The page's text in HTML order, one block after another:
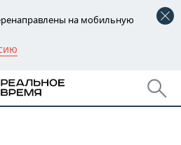
на мобильную
из Турции